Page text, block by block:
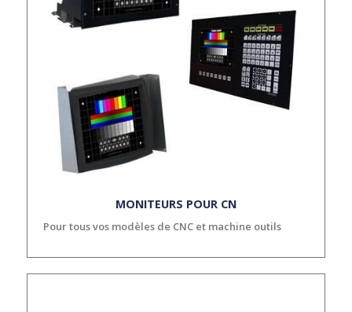
MONITEURS POUR CN
Pour tous vos modèles de CNC et machine outils